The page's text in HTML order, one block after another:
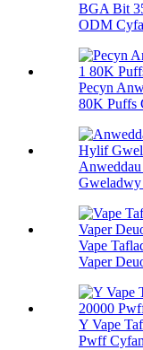
BGA Bit
ODM
Pecyn
80K Puffs
Gweladwy
Vape
Vaper
Y Vape
Pwff